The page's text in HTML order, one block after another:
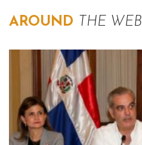
AROUND THE WEB